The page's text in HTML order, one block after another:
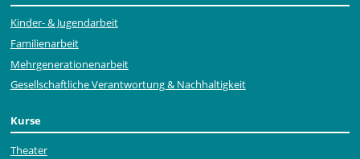
Kinder- & Jugendarbeit
Familienarbeit
Mehr­generationen­arbeit
Gesellschaftliche Verantwortung & Nachhaltigkeit
Kurse
Theater